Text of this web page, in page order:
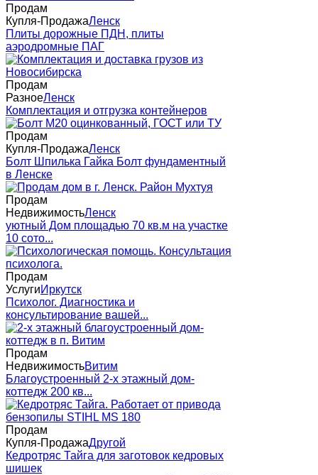
Продам
Купля-ПродажаЛенск
Плиты дорожные ПДН, плиты
аэродромные ПАГ
Продам
РазноеЛенск
Комплектация и отгрузка контейнеров
Продам
Купля-ПродажаЛенск
Болт Шпилька Гайка Болт фундаментный
в Ленске
Продам
НедвижимостьЛенск
уютный Дом площадью 70 кв.м на участке
10 сото...
Продам
УслугиИркутск
Психолог. Диaгнocтикa и
кoнcультиpoвaниe вашей...
Продам
НедвижимостьВитим
Благоустроенный 2-х этажный дом-
коттедж 200 кв...
Продам
Купля-ПродажаДругой
Кедротряс Тайга для заготовок кедровых
шишек